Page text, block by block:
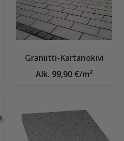
Graniitti-Kartanokivi
Alk. 99,90 €/m²